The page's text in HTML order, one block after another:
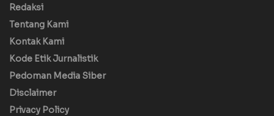
Redaksi
Tentang Kami
Kontak Kami
Kode Etik Jurnalistik
Pedoman Media Siber
Disclaimer
Privacy Policy